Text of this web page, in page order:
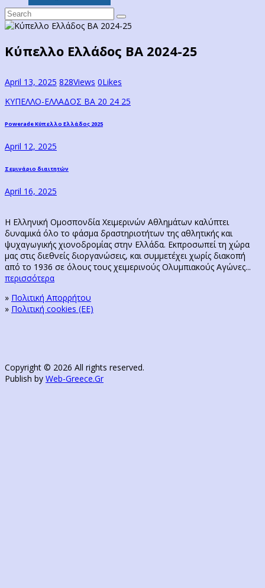
Κύπελλο Ελλάδος ΒΑ 2024-25
April 13, 2025 828Views 0Likes
ΚΥΠΕΛΛΟ-ΕΛΛΑΔΟΣ ΒΑ 20 24 25
Post
navigation
Previous
Powerade Κύπελλο Ελλάδος 2025
April 12, 2025
Next
Σεμινάριο διαιτητών
April 16, 2025
Η Ελληνική Ομοσπονδία Χειμερινών Αθλημάτων καλύπτει
δυναμικά όλο το φάσμα δραστηριοτήτων της αθλητικής και
ψυχαγωγικής χιονοδρομίας στην Ελλάδα. Εκπροσωπεί τη χώρα
μας στις διεθνείς διοργανώσεις, και συμμετέχει χωρίς διακοπή
από το 1936 σε όλους τους χειμερινούς Ολυμπιακούς Αγώνες...
περισσότερα
» Πολιτική Απορρήτου
» Πολιτική cookies (ΕΕ)
Copyright © 2026 All rights reserved.
Publish by Web-Greece.Gr